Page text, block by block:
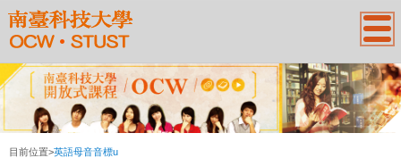
:::
目前位置>英語母音音標u